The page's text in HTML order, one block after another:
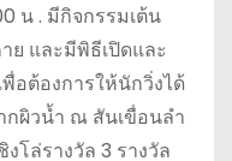
น . มีกิจกรรมเต้น
และมีพิธีเปิดและ
อต้องการให้นักวิ่งได้
ผิวน้ำ ณ สันเขื่อนลำ
โล่รางวัล 3 รางวัล